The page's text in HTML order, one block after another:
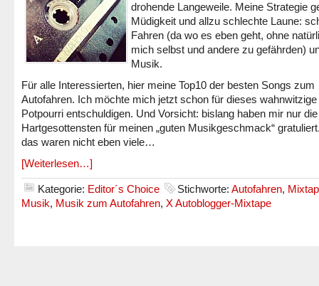
drohende Langeweile. Meine Strategie
Müdigkeit und allzu schlechte Laune:
Fahren (da wo es eben geht, ohne
mich selbst und andere zu gefährden)
Musik.
Für alle Interessierten, hier meine Top10 der besten Songs zum
Autofahren. Ich möchte mich jetzt schon für dieses wahnwitzige
Potpourri entschuldigen. Und Vorsicht: bislang haben mir nur die
Hartgesottensten für meinen „guten Musikgeschmack“
das waren nicht eben viele…
[Weiterlesen…]
Kategorie: Editor´s Choice Stichworte: Autofahren,
Musik, Musik zum Autofahren, X Autoblogger-Mixtape